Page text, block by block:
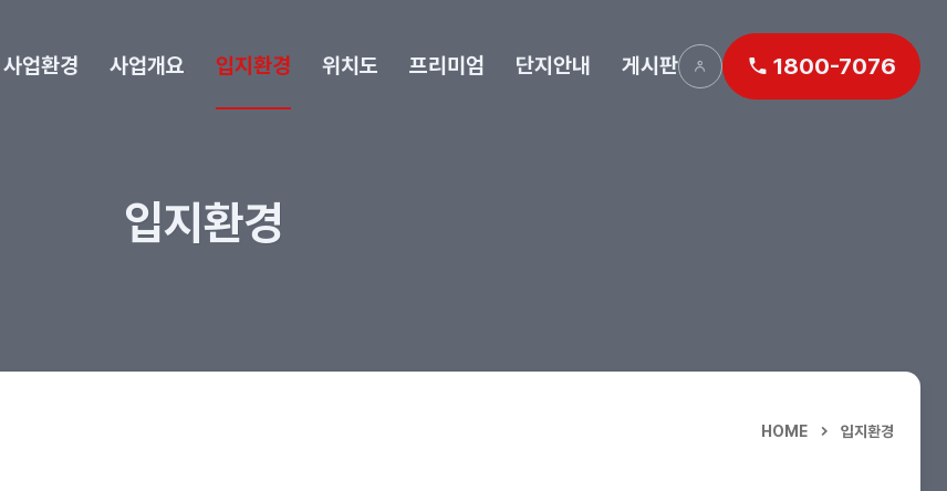
사업환경 사업개요 입지환경 위치도 프리미엄 단지안내 게시판 1800-7076
입지환경
HOME 입지환경